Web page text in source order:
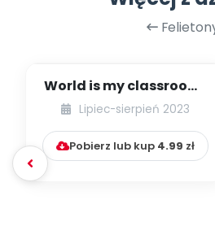
Archiwalne numery
World is my classroom!
Idea leśnego
przedszkola w Wielk...
Lipiec-sierpień 2023
Pobierz lub kup 4.99 zł